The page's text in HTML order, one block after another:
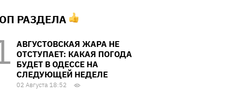
РАЗДЕЛА
АВГУСТОВСКАЯ ЖАРА НЕ
ОТСТУПАЕТ: КАКАЯ ПОГОДА
БУДЕТ В ОДЕССЕ НА
СЛЕДУЮЩЕЙ НЕДЕЛЕ
02 Августа 18:52